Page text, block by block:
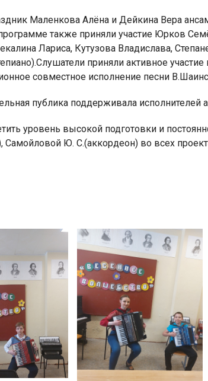
Маленкова Алёна и Дейкина Вера
также приняли участие Юрков
Лариса, Кутузова Владислава,
приняли активное
совместное исполнение песни
публика поддерживала исполнителей
уровень высокой подготовки и
Самойловой Ю. С.(аккордеон) во всех